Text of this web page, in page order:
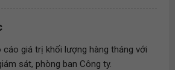
cáo giá trị khối lượng hàng tháng với
sát, phòng ban Công ty.